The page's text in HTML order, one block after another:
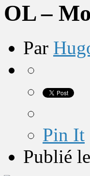
OL –
Par
Pin It
Publié